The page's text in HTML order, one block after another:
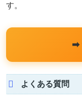
す。
➡
よくある質問